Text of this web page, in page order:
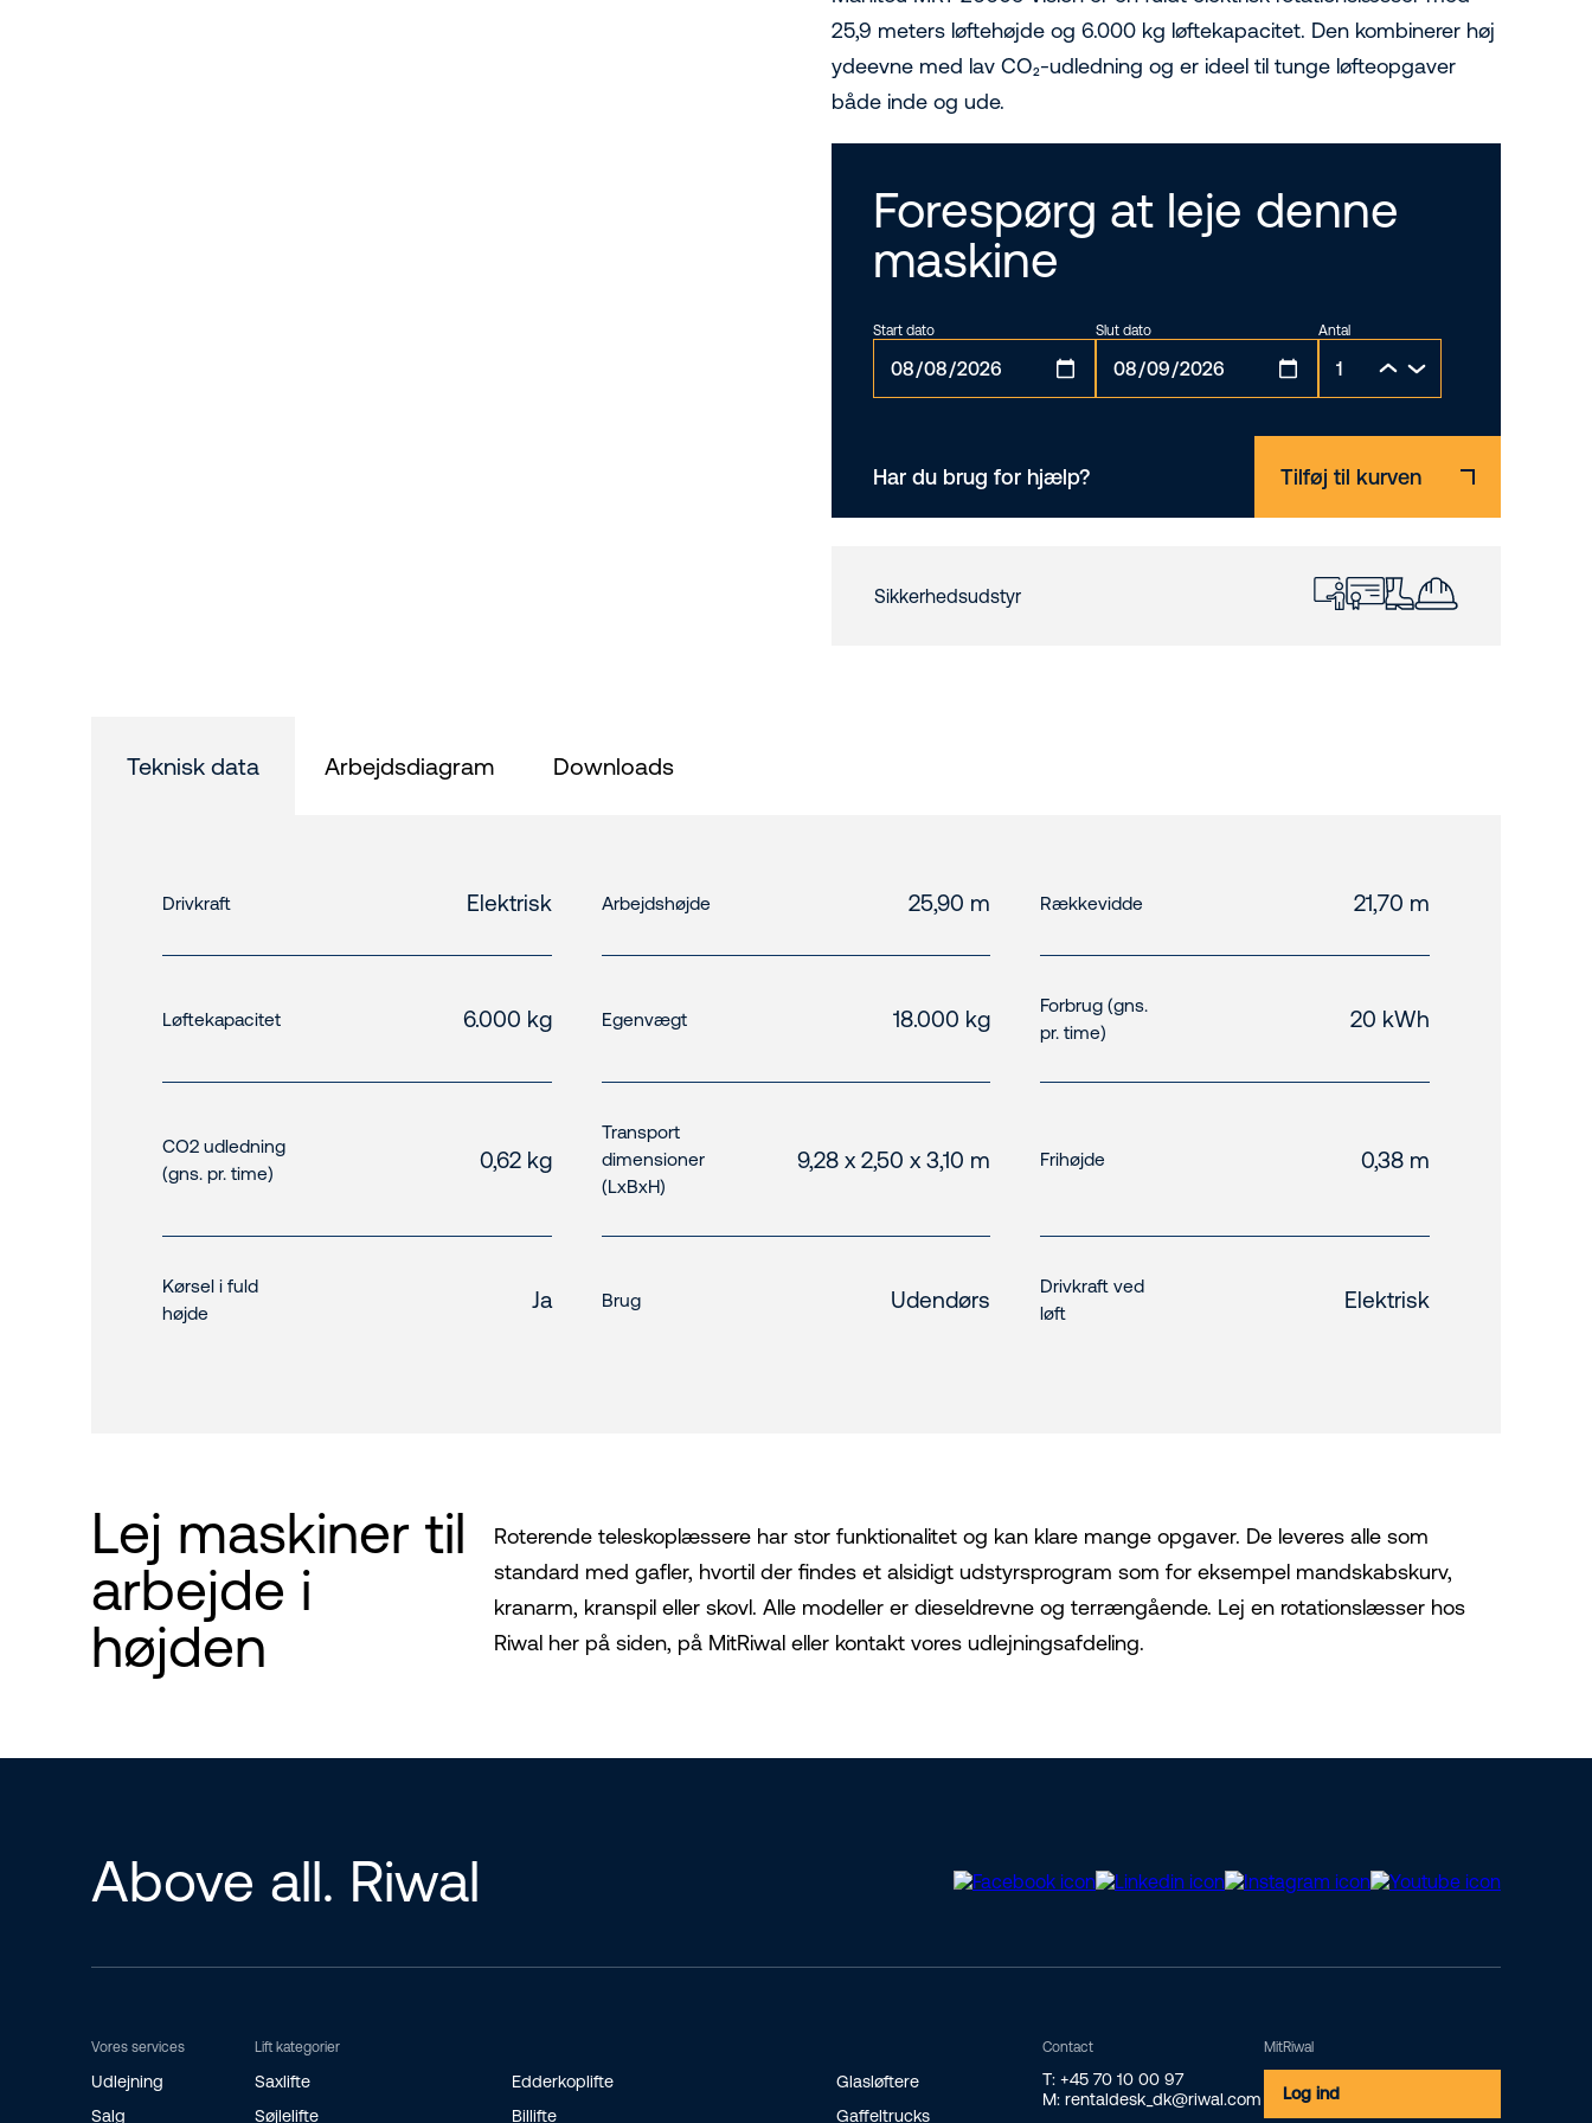
25,9 meters løftehøjde og 6.000 kg løftekapacitet. Den kombinerer høj
ydeevne med lav CO₂-udledning og er ideel til tunge løfteopgaver
både inde og ude.
Forespørg at leje denne
maskine
Start dato Slut dato Antal
Har du brug for hjælp? Tilføj til kurven
Sikkerhedsudstyr
Teknisk data Arbejdsdiagram Downloads
Drivkraft Elektrisk Arbejdshøjde 25,90 m Rækkevidde 21,70 m
Løftekapacitet 6.000 kg Egenvægt 18.000 kg
Forbrug (gns.
pr. time)
20 kWh
CO2 udledning
(gns. pr. time)
0,62 kg
Transport
dimensioner
(LxBxH)
9,28 x 2,50 x 3,10 m Frihøjde 0,38 m
Kørsel i fuld
højde
Ja Brug Udendørs
Drivkraft ved
løft
Elektrisk
Lej maskiner til
arbejde i
højden
Roterende teleskoplæssere har stor funktionalitet og kan klare mange opgaver. De leveres alle som
standard med gafler, hvortil der findes et alsidigt udstyrsprogram som for eksempel mandskabskurv,
kranarm, kranspil eller skovl. Alle modeller er dieseldrevne og terrængående. Lej en rotationslæsser hos
Riwal her på siden, på MitRiwal eller kontakt vores udlejningsafdeling.
Above all. Riwal
Vores services
Udlejning
Salg
Lift kategorier
Saxlifte
Søjlelifte
Edderkoplifte
Billifte
Glasløftere
Gaffeltrucks
Contact
T: +45 70 10 00 97
M: rentaldesk_dk@riwal.com
MitRiwal
Log ind